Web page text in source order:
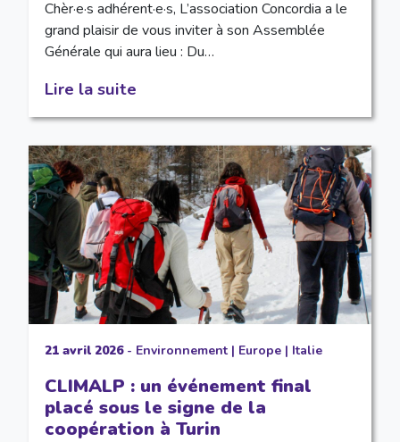
Chèr·e·s adhérent·e·s, L’association Concordia a le
grand plaisir de vous inviter à son Assemblée
Générale qui aura lieu : Du…
Lire la suite
21 avril 2026- Environnement| Europe| Italie
CLIMALP : un événement final
placé sous le signe de la
coopération à Turin